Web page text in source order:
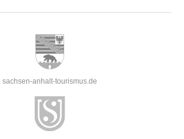
sachsen-anhalt-tourismus.de